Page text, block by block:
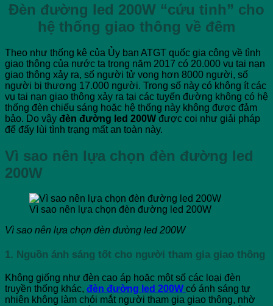
Đèn đường led 200W “cứu tinh” cho
hệ thống giao thông về đêm
Theo như thống kê của Ủy ban ATGT quốc gia công về tình
giao thông của nước ta trong năm 2017 có 20.000 vụ tai nạn
giao thông xảy ra, số người tử vong hơn 8000 người, số
người bị thương 17.000 người. Trong số này có không ít các
vụ tai nạn giao thông xảy ra tại các tuyến đường không có hệ
thống đèn chiếu sáng hoặc hệ thống này không được đảm
bảo. Do vậy đèn đường led 200W được coi như giải pháp
để đẩy lùi tình trạng mất an toàn này.
Vì sao nên lựa chọn đèn đường led
200W
Vì sao nên lựa chọn đèn đường led 200W
Vì sao nên lựa chọn đèn đường led 200W
1. Nguồn ánh sáng tốt cho người tham gia giao thông
Không giống như đèn cao áp hoặc một số các loại đèn
truyền thống khác, đèn đường led 200W có ánh sáng tự
nhiên không làm chói mắt người tham gia giao thông, nhờ